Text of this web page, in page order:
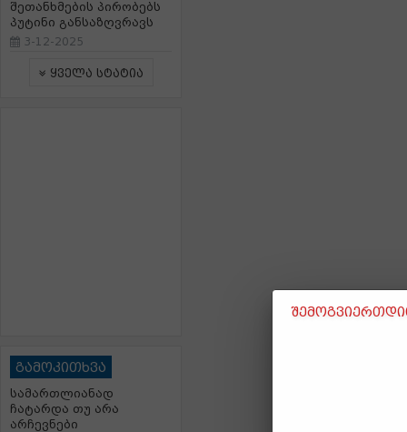
შეთანხმების პირობებს
პუტინი განსაზღვრავს
3-12-2025
ყველა სტატია
გამოკითხვა
სამართლიანად
ჩატარდა თუ არა
არჩევნები